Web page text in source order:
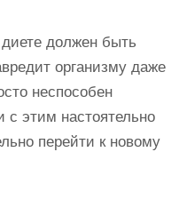
должен быть
организму даже
неспособен
с этим настоятельно
перейти к новому